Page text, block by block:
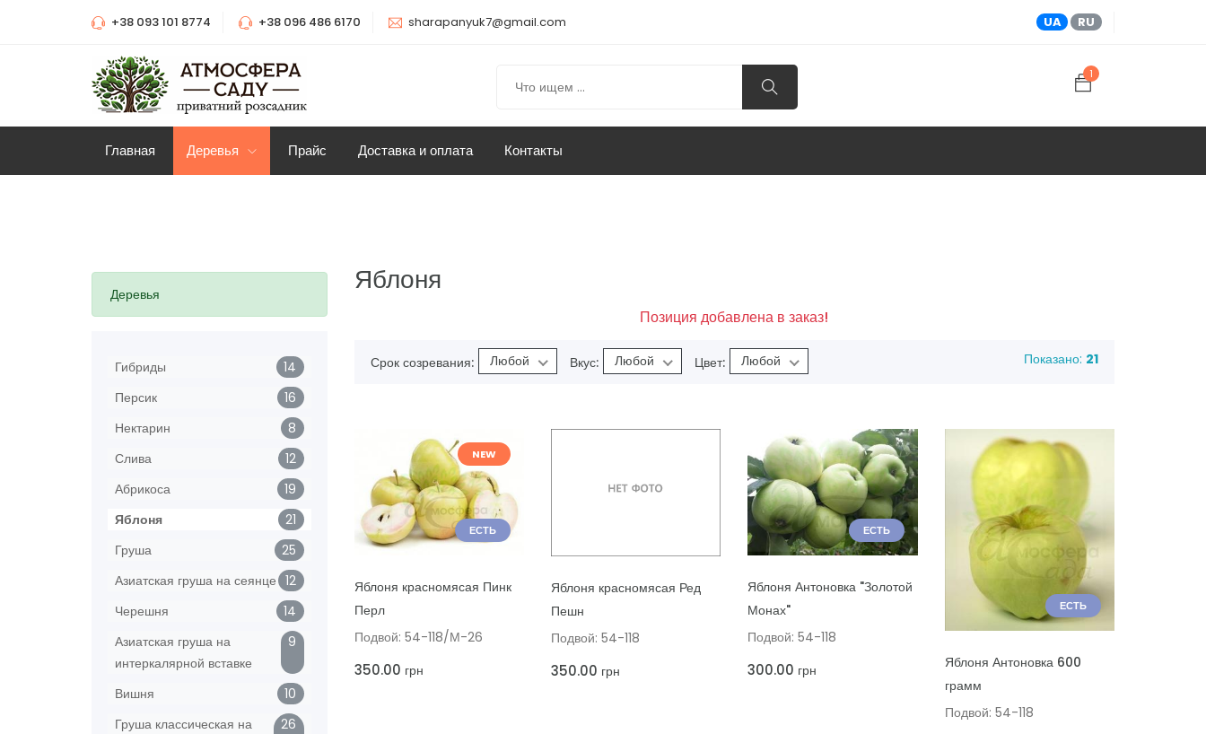
+38 093 101 8774 +38 096 486 6170 sharapanyuk7@gmail.com UA RU
1
Главная Деревья Прайс Доставка и оплата Контакты
Деревья
Гибриды
14
Персик
16
Нектарин
8
Слива
12
Абрикоса
19
Яблоня
21
Груша
25
Азиатская груша на сеянце 12
Черешня
14
Азиатская груша на
интеркалярной вставке
9
Вишня
10
Груша классическая на
26
Яблоня
Позиция добавлена в заказ!
Срок созревания: Любой Вкус: Любой Цвет: Любой Показано: 21
NEW
ЕСТЬ
Яблоня красномясая Пинк
Перл
Подвой: 54-118/М-26
350.00 грн
Яблоня красномясая Ред
Пешн
Подвой: 54-118
350.00 грн
ЕСТЬ
ДОБАВИТЬ В КОРЗИНУ
Яблоня Антоновка "Золотой
Монах"
Подвой: 54-118
300.00 грн
ЕСТЬ
ДОБАВИТЬ В КОРЗИНУ
Яблоня Антоновка 600
грамм
Подвой: 54-118